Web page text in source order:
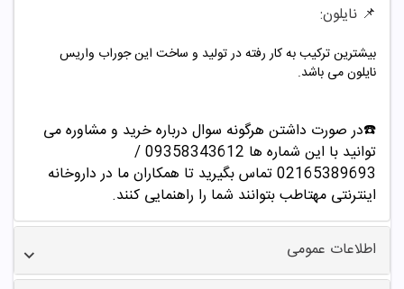
📌 نایلون:
بیشترین ترکیب به کار رفته در تولید و ساخت این جوراب واریس
نایلون می باشد.
☎️در صورت داشتن هرگونه سوال درباره خرید و مشاوره می
توانید با این شماره ها 09358343612 /
02165389693تماس بگیرید تا همکاران ما در داروخانه
اینترنتی مهتاطب بتوانند شما را راهنمایی کنند.
اطلاعات عمومی